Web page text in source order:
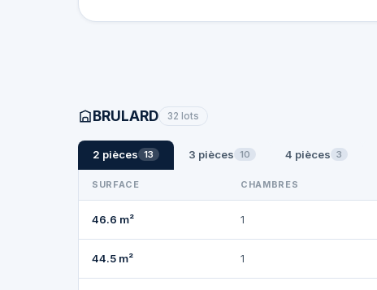
BRULARD 32 lots
2 pièces 13 3 pièces 10 4 pièces 3
SURFACE CHAMBRES
46.6 m² 1
44.5 m² 1